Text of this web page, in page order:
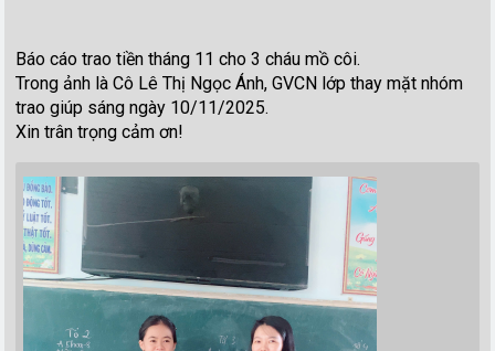
Báo cáo trao tiền tháng 11 cho 3 cháu mồ côi.
Trong ảnh là Cô Lê Thị Ngọc Ánh, GVCN lớp thay mặt nhóm
trao giúp sáng ngày 10/11/2025.
Xin trân trọng cảm ơn!